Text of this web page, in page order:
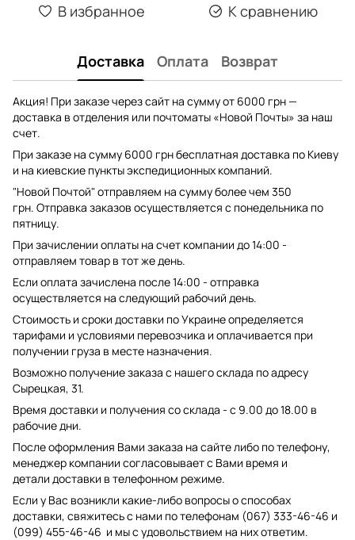
В избранное К сравнению
Доставка Оплата Возврат
Акция! При заказе через сайт на сумму от 6000 грн —
доставка в отделения или почтоматы «Новой Почты» за наш
счет.
При заказе на сумму 6000 грн бесплатная доставка по Киеву
и на киевские пункты экспедиционных компаний.
"Новой Почтой" отправляем на сумму более чем 350
грн. Отправка заказов осуществляется с понедельника по
пятницу.
При зачислении оплаты на счет компании до 14:00 -
отправляем товар в тот же день.
Если оплата зачислена после 14:00 - отправка
осуществляется на следующий рабочий день.
Стоимость и сроки доставки по Украине определяется
тарифами и условиями перевозчика и оплачивается при
получении груза в месте назначения.
Возможно получение заказа с нашего склада по адресу
Сырецкая, 31.
Время доставки и получения со склада - с 9.00 до 18.00 в
рабочие дни.
После оформления Вами заказа на сайте либо по телефону,
менеджер компании согласовывает с Вами время и
детали доставки в телефонном режиме.
Если у Вас возникли какие-либо вопросы о способах
доставки, свяжитесь с нами по телефонам (067) 333-46-46 и
(099) 455-46-46 и мы с удовольствием на них ответим.